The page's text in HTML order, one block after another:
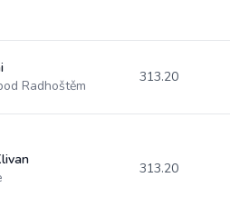
Radhoštěm
313.20
313.20